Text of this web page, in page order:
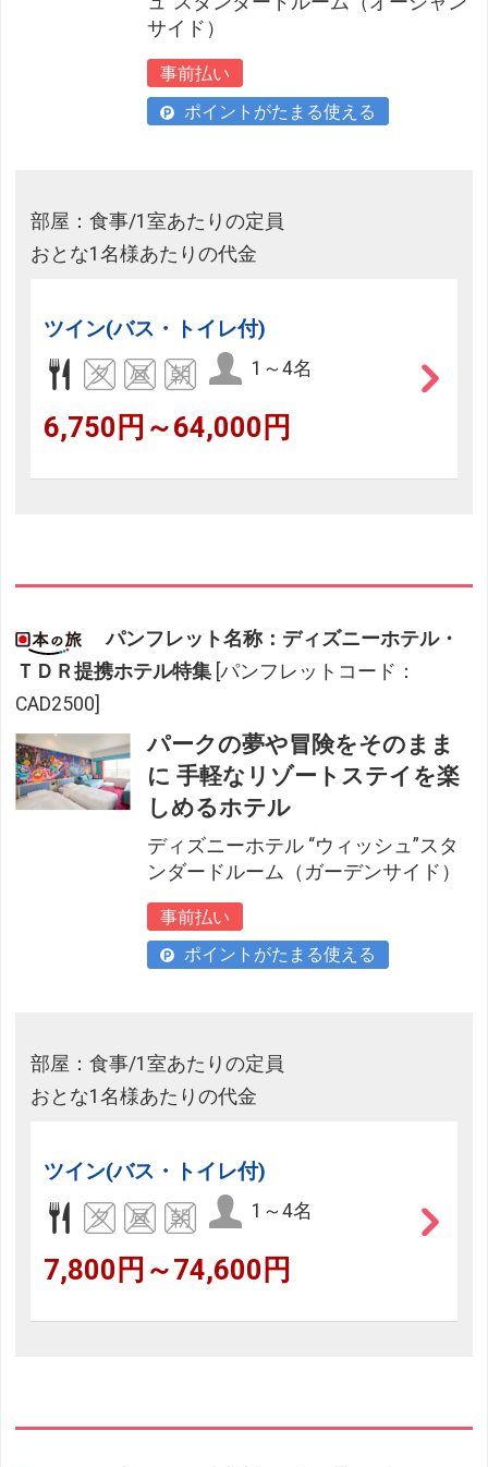
サイド）
事前払い
ポイントがたまる使える
部屋：食事/1室あたりの定員
おとな1名様あたりの代金
ツイン(バス・トイレ付)
1～4名
6,750円～64,000円
パンフレット名称：ディズニーホテル・
ＴＤＲ提携ホテル特集 [パンフレットコード：
CAD2500]
パークの夢や冒険をそのまま
に 手軽なリゾートステイを楽
しめるホテル
ディズニーホテル “ウィッシュ”スタ
ンダードルーム（ガーデンサイド）
事前払い
ポイントがたまる使える
部屋：食事/1室あたりの定員
おとな1名様あたりの代金
ツイン(バス・トイレ付)
1～4名
7,800円～74,600円